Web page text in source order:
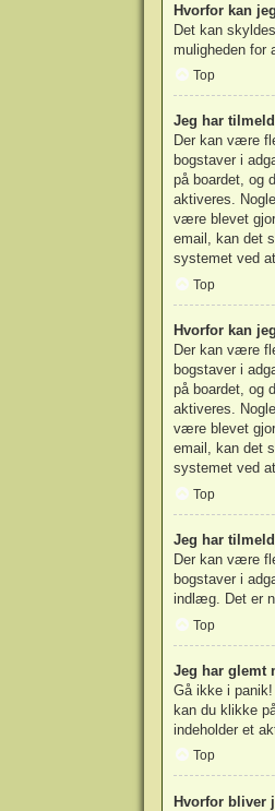
Hvorfor kan
Det kan
muligheden for
Top
Jeg har
Der kan være
bogstaver i
på boardet, og
aktiveres.
være blevet
email, kan det
systemet ved
Top
Hvorfor kan
Der kan være
bogstaver i
på boardet, og
aktiveres.
være blevet
email, kan det
systemet ved
Top
Jeg har
Der kan være
bogstaver i
indlæg. Det er
Top
Jeg har glemt
Gå ikke i
kan du klikke
indeholder et
Top
Hvorfor bliver